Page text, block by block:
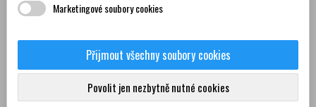
Seznam produktů podle značky
Marketingové soubory cookies
Přijmout všechny soubory cookies
Povolit jen nezbytně nutné cookies